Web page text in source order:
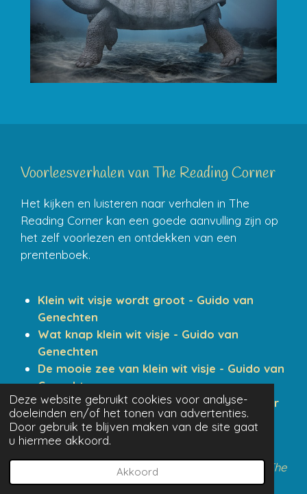
Deze website gebruikt cookies voor analyse-
doeleinden en/of het tonen van advertenties.
Door gebruik te blijven maken van de site gaat
u hiermee akkoord.
Akkoord
Voorleesverhalen van The Reading Corner
Het kijken en luisteren naar verhalen in The
Reading Corner kan een goede aanvulling zijn op
het zelf voorlezen en ontdekken van een
prentenboek.
Klein wit visje wordt groot - Guido van
Genechten
Wat knap klein wit visje - Guido van
Genechten
De mooie zee van klein wit visje - Guido van
Genechten
De mooiste vis van de zee - Marcus Pfister
Een ijsbeer in de tropen - Hans de Beer
Klik op de afbeelding om naar het filmpje van The
Reading Corner te gaan: